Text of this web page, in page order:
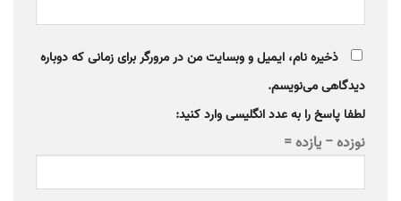
ذخیره نام، ایمیل و وبسایت من در مرورگر برای زمانی که دوباره
دیدگاهی می‌نویسم.
لطفا پاسخ را به عدد انگلیسی وارد کنید:
نوزده − یازده =